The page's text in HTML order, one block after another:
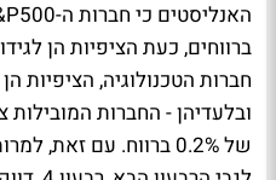
ובלעדיהן - החברות המובילות
של 0.2% ברווח. עם